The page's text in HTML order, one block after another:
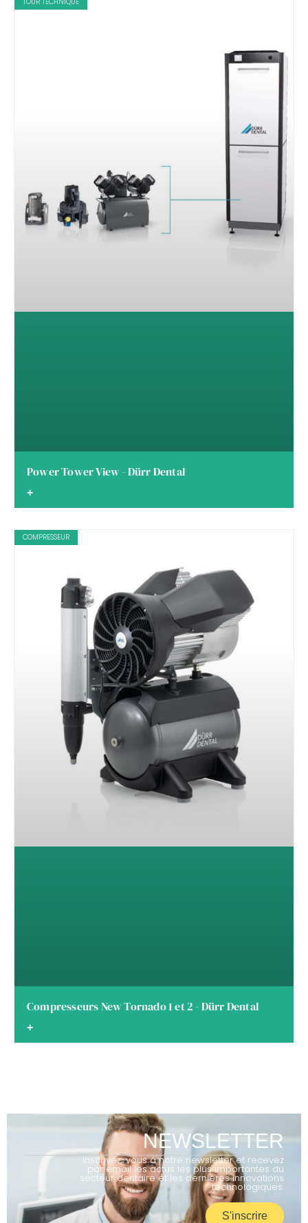
Power Tower View - Dürr Dental
+
COMPRESSEUR
Compresseurs New Tornado 1 et 2 - Dürr Dental
+
NEWSLETTER
Inscrivez-vous à notre newsletter et recevez
par email les actus les plus importantes du
secteur dentaire et les dernières innovations
technologiques.
S'inscrire